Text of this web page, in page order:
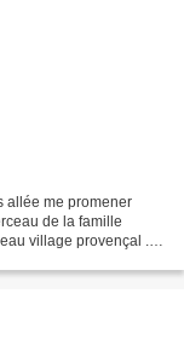
allée me promener
de la famille
village provençal .